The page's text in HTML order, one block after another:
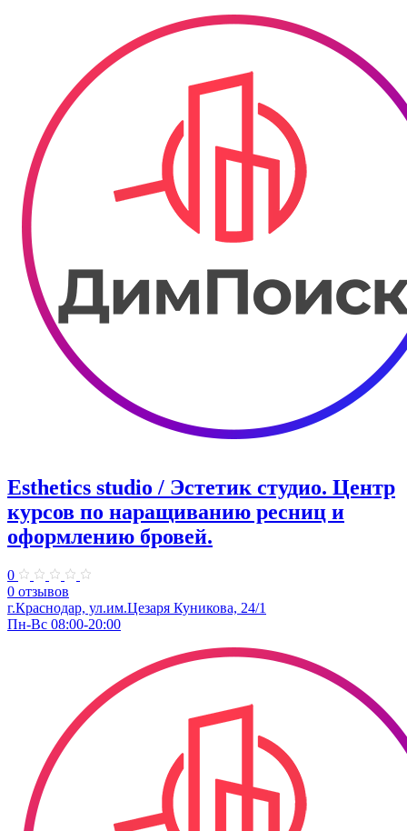
Esthetics studio / Эстетик студио. ​Центр
курсов по наращиванию ресниц и
оформлению бровей.
0
0 отзывов
г.Краснодар, ул.​им.Цезаря Куникова, 24/1
Пн-Вс 08:00-20:00